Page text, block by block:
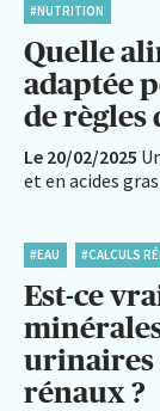
#NUTRITION
Quelle
adaptée
de règles
Le 20/02/2025
et en acides
#EAU #CALCULS
Est-ce
urinaires
rénaux ?